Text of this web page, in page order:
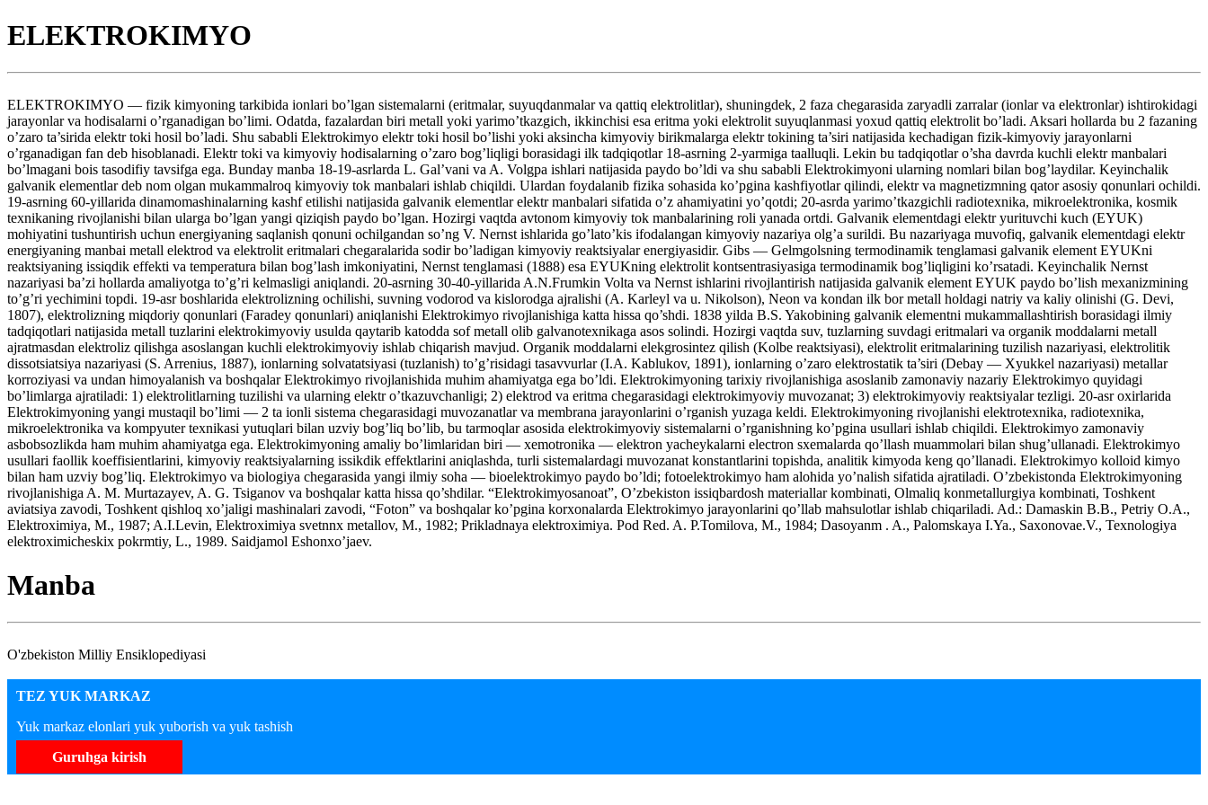
ELEKTROKIMYO
ELEKTROKIMYO — fizik kimyoning tarkibida ionlari bo’lgan sistemalarni (eritmalar, suyuqdanmalar va qattiq elektrolitlar), shuningdek, 2 faza chegarasida zaryadli zarralar (ionlar va elektronlar) ishtirokidagi
jarayonlar va hodisalarni o’rganadigan bo’limi. Odatda, fazalardan biri metall yoki yarimo’tkazgich, ikkinchisi esa eritma yoki elektrolit suyuqlanmasi yoxud qattiq elektrolit bo’ladi. Aksari hollarda bu 2 fazaning
o’zaro ta’sirida elektr toki hosil bo’ladi. Shu sababli Elektrokimyo elektr toki hosil bo’lishi yoki aksincha kimyoviy birikmalarga elektr tokining ta’siri natijasida kechadigan fizik-kimyoviy jarayonlarni
o’rganadigan fan deb hisoblanadi. Elektr toki va kimyoviy hodisalarning o’zaro bog’liqligi borasidagi ilk tadqiqotlar 18-asrning 2-yarmiga taalluqli. Lekin bu tadqiqotlar o’sha davrda kuchli elektr manbalari
bo’lmagani bois tasodifiy tavsifga ega. Bunday manba 18-19-asrlarda L. Gal’vani va A. Volgpa ishlari natijasida paydo bo’ldi va shu sababli Elektrokimyoni ularning nomlari bilan bog’laydilar. Keyinchalik
galvanik elementlar deb nom olgan mukammalroq kimyoviy tok manbalari ishlab chiqildi. Ulardan foydalanib fizika sohasida ko’pgina kashfiyotlar qilindi, elektr va magnetizmning qator asosiy qonunlari ochildi.
19-asrning 60-yillarida dinamomashinalarning kashf etilishi natijasida galvanik elementlar elektr manbalari sifatida o’z ahamiyatini yo’qotdi; 20-asrda yarimo’tkazgichli radiotexnika, mikroelektronika, kosmik
texnikaning rivojlanishi bilan ularga bo’lgan yangi qiziqish paydo bo’lgan. Hozirgi vaqtda avtonom kimyoviy tok manbalarining roli yanada ortdi. Galvanik elementdagi elektr yurituvchi kuch (EYUK)
mohiyatini tushuntirish uchun energiyaning saqlanish qonuni ochilgandan so’ng V. Nernst ishlarida go’lato’kis ifodalangan kimyoviy nazariya olg’a surildi. Bu nazariyaga muvofiq, galvanik elementdagi elektr
energiyaning manbai metall elektrod va elektrolit eritmalari chegaralarida sodir bo’ladigan kimyoviy reaktsiyalar energiyasidir. Gibs — Gelmgolsning termodinamik tenglamasi galvanik element EYUKni
reaktsiyaning issiqdik effekti va temperatura bilan bog’lash imkoniyatini, Nernst tenglamasi (1888) esa EYUKning elektrolit kontsentrasiyasiga termodinamik bog’liqligini ko’rsatadi. Keyinchalik Nernst
nazariyasi ba’zi hollarda amaliyotga to’g’ri kelmasligi aniqlandi. 20-asrning 30-40-yillarida A.N.Frumkin Volta va Nernst ishlarini rivojlantirish natijasida galvanik element EYUK paydo bo’lish mexanizmining
to’g’ri yechimini topdi. 19-asr boshlarida elektrolizning ochilishi, suvning vodorod va kislorodga ajralishi (A. Karleyl va u. Nikolson), Neon va kondan ilk bor metall holdagi natriy va kaliy olinishi (G. Devi,
1807), elektrolizning miqdoriy qonunlari (Faradey qonunlari) aniqlanishi Elektrokimyo rivojlanishiga katta hissa qo’shdi. 1838 yilda B.S. Yakobining galvanik elementni mukammallashtirish borasidagi ilmiy
tadqiqotlari natijasida metall tuzlarini elektrokimyoviy usulda qaytarib katodda sof metall olib galvanotexnikaga asos solindi. Hozirgi vaqtda suv, tuzlarning suvdagi eritmalari va organik moddalarni metall
ajratmasdan elektroliz qilishga asoslangan kuchli elektrokimyoviy ishlab chiqarish mavjud. Organik moddalarni elekgrosintez qilish (Kolbe reaktsiyasi), elektrolit eritmalarining tuzilish nazariyasi, elektrolitik
dissotsiatsiya nazariyasi (S. Arrenius, 1887), ionlarning solvatatsiyasi (tuzlanish) to’g’risidagi tasavvurlar (I.A. Kablukov, 1891), ionlarning o’zaro elektrostatik ta’siri (Debay — Xyukkel nazariyasi) metallar
korroziyasi va undan himoyalanish va boshqalar Elektrokimyo rivojlanishida muhim ahamiyatga ega bo’ldi. Elektrokimyoning tarixiy rivojlanishiga asoslanib zamonaviy nazariy Elektrokimyo quyidagi
bo’limlarga ajratiladi: 1) elektrolitlarning tuzilishi va ularning elektr o’tkazuvchanligi; 2) elektrod va eritma chegarasidagi elektrokimyoviy muvozanat; 3) elektrokimyoviy reaktsiyalar tezligi. 20-asr oxirlarida
Elektrokimyoning yangi mustaqil bo’limi — 2 ta ionli sistema chegarasidagi muvozanatlar va membrana jarayonlarini o’rganish yuzaga keldi. Elektrokimyoning rivojlanishi elektrotexnika, radiotexnika,
mikroelektronika va kompyuter texnikasi yutuqlari bilan uzviy bog’liq bo’lib, bu tarmoqlar asosida elektrokimyoviy sistemalarni o’rganishning ko’pgina usullari ishlab chiqildi. Elektrokimyo zamonaviy
asbobsozlikda ham muhim ahamiyatga ega. Elektrokimyoning amaliy bo’limlaridan biri — xemotronika — elektron yacheykalarni electron sxemalarda qo’llash muammolari bilan shug’ullanadi. Elektrokimyo
usullari faollik koeffisientlarini, kimyoviy reaktsiyalarning issikdik effektlarini aniqlashda, turli sistemalardagi muvozanat konstantlarini topishda, analitik kimyoda keng qo’llanadi. Elektrokimyo kolloid kimyo
bilan ham uzviy bog’liq. Elektrokimyo va biologiya chegarasida yangi ilmiy soha — bioelektrokimyo paydo bo’ldi; fotoelektrokimyo ham alohida yo’nalish sifatida ajratiladi. O’zbekistonda Elektrokimyoning
rivojlanishiga A. M. Murtazayev, A. G. Tsiganov va boshqalar katta hissa qo’shdilar. “Elektrokimyosanoat”, O’zbekiston issiqbardosh materiallar kombinati, Olmaliq konmetallurgiya kombinati, Toshkent
aviatsiya zavodi, Toshkent qishloq xo’jaligi mashinalari zavodi, “Foton” va boshqalar ko’pgina korxonalarda Elektrokimyo jarayonlarini qo’llab mahsulotlar ishlab chiqariladi. Ad.: Damaskin B.B., Petriy O.A.,
Elektroximiya, M., 1987; A.I.Levin, Elektroximiya svetnnx metallov, M., 1982; Prikladnaya elektroximiya. Pod Red. A. P.Tomilova, M., 1984; Dasoyanm . A., Palomskaya I.Ya., Saxonovae.V., Texnologiya
elektroximicheskix pokrmtiy, L., 1989. Saidjamol Eshonxo’jaev.
Manba
O'zbekiston Milliy Ensiklopediyasi
TEZ YUK MARKAZ
Yuk markaz elonlari yuk yuborish va yuk tashish
Guruhga kirish